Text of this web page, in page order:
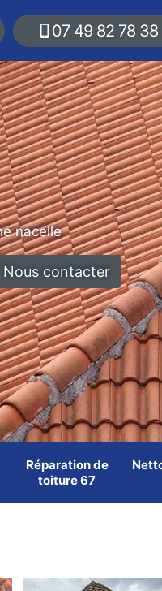
07 49 82 78 38
nacelle
Nous contacter
Réparation de
toiture 67